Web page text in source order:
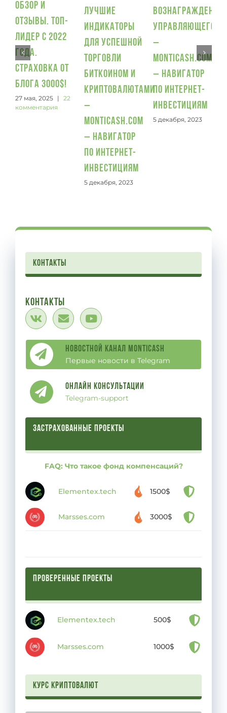
обзор и
отзывы. Топ-
лидер с 2022
года.
Страховка от
блога 3000$!
27 мая, 2025 | 22
комментария
Лучшие
индикаторы
для успешной
торговли
биткоином и
криптовалютами
–
Monticash.com
– Навигатор
по интернет-
инвестициям
5 декабря, 2023
Вознаграждение
управляющего
–
Monticash.com
– Навигатор
по интернет-
инвестициям
5 декабря, 2023
контакты
Контакты
Новостной канал Monticash
Первые новости в Telegram
Онлайн Консультации
Telegram-support
ЗАСТРАХОВАННЫЕ ПРОЕКТЫ
FAQ: Что такое фонд компенсаций?
Elementex.tech 1500$
Marsses.com 3000$
ПРОВЕРЕННЫЕ ПРОЕКТЫ
Elementex.tech 500$
Marsses.com 1000$
Курс криптовалют